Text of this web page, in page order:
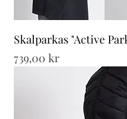
Skalparkas "Active
Pris
739,00 kr